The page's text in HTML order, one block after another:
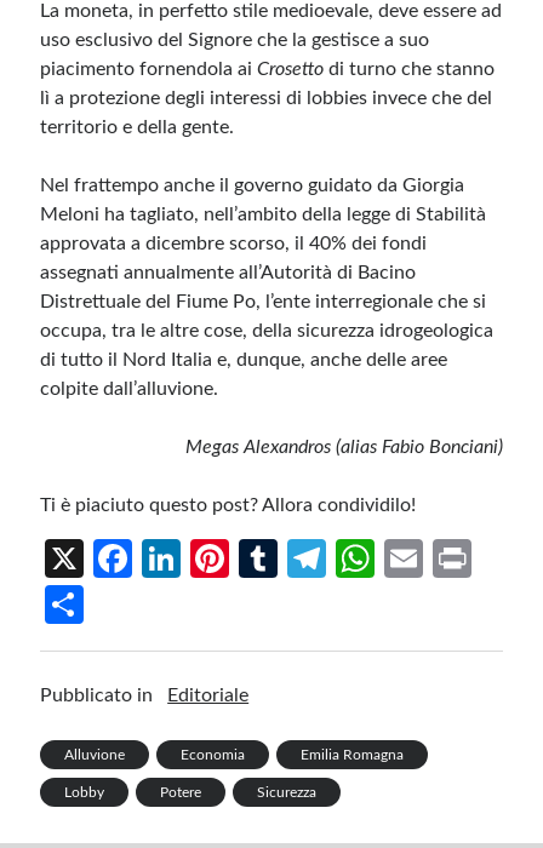
La moneta, in perfetto stile medioevale, deve essere ad
uso esclusivo del Signore che la gestisce a suo
piacimento fornendola aiCrosetto di turno che stanno
lì a protezione degli interessi di lobbies invece che del
territorio e della gente.
Nel frattempo anche il governo guidato da Giorgia
Meloni ha tagliato, nell’ambito della legge di Stabilità
approvata a dicembre scorso, il 40% dei fondi
assegnati annualmente all’Autorità di Bacino
Distrettuale del Fiume Po, l’ente interregionale che si
occupa, tra le altre cose, della sicurezza idrogeologica
di tutto il Nord Italia e, dunque, anche delle aree
colpite dall’alluvione.
Megas Alexandros (alias Fabio Bonciani)
Ti è piaciuto questo post? Allora condividilo!
X
Fa
o
k
Li
n
Pi
t
T
Te
W
p
E
h
ar
Pubblicato in Editoriale
Alluvione Economia Emilia Romagna
Lobby Potere Sicurezza